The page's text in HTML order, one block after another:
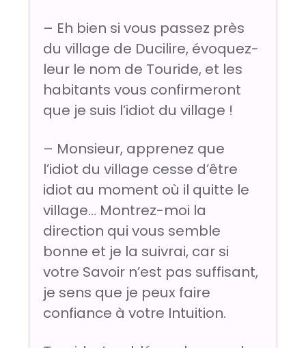
– Eh bien si vous passez près
du village de Ducilire, évoquez-
leur le nom de Touride, et les
habitants vous confirmeront
que je suis l’idiot du village !
– Monsieur, apprenez que
l’idiot du village cesse d’être
idiot au moment où il quitte le
village… Montrez-moi la
direction qui vous semble
bonne et je la suivrai, car si
votre Savoir n’est pas suffisant,
je sens que je peux faire
confiance à votre Intuition.